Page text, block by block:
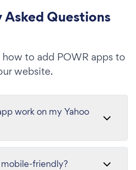
Questions
to add POWR apps to
website.
work on my Yahoo
friendly?